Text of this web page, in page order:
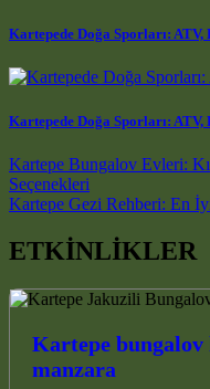
Kartepede Doğa Sporları:
Kartepede Doğa Sporları:
Post navigation
Kartepe Bungalov Evleri:
Seçenekleri
Kartepe Gezi Rehberi: En
ETKİNLİKLER
Kartepe
manzara